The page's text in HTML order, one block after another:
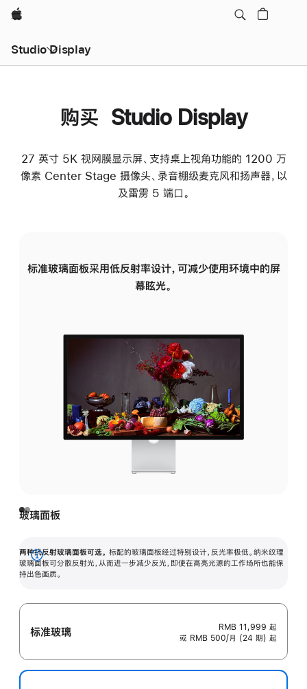
Apple
Studio Display
购买 Studio Display
27 英寸 5K 视网膜显示屏、支持桌上视角功能的 1200 万
像素 Center Stage 摄像头、录音棚级麦克风和扬声器，以
及雷雳 5 端口。
标准玻璃面板采用低反射率设计，可减少使用环境中的屏
幕眩光。
玻璃面板
两种抗反射玻璃面板可选。 标配的玻璃面板经过特别设计，反光率极低。纳米纹理
玻璃面板可分散反射光，从而进一步减少反光，即使在高亮光源的工作场所也能保
持出色画质。
展
开
标准玻璃 RMB 11,999 起
或 RMB 500/月 (24 期) 起